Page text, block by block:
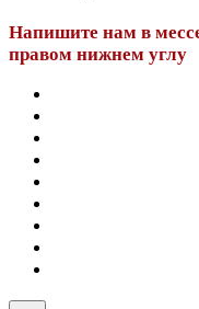
Напишите нам в
правом нижнем углу